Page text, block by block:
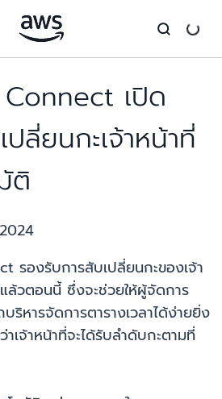
เปิด
ลี่ยนกะเจ้าหน้าที่
ติ
รองรับการสับเปลี่ยนกะของเจ้า
ล้วตอนนี้ ซึ่งจะช่วยให้ผู้จัดการ
ริหารจัดการตารางเวลาได้ง่ายยิ่ง
เจ้าหน้าที่จะได้รับลำดับกะตามที่